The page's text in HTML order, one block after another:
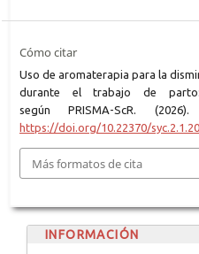
Cómo citar
Uso de aromaterapia para la
durante el trabajo de
según PRISMA-ScR.
https://doi.org/10.22370/
Más formatos de cita
INFORMACIÓN